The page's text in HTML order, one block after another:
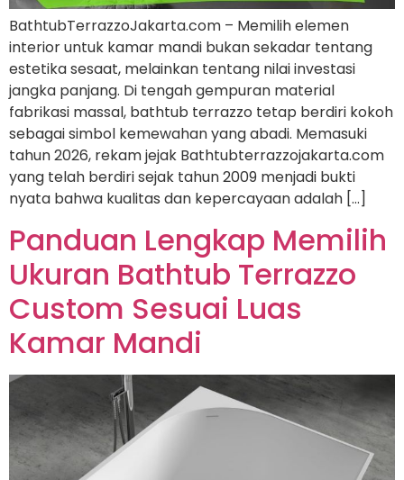
BathtubTerrazzoJakarta.com – Memilih elemen
interior untuk kamar mandi bukan sekadar tentang
estetika sesaat, melainkan tentang nilai investasi
jangka panjang. Di tengah gempuran material
fabrikasi massal, bathtub terrazzo tetap berdiri kokoh
sebagai simbol kemewahan yang abadi. Memasuki
tahun 2026, rekam jejak Bathtubterrazzojakarta.com
yang telah berdiri sejak tahun 2009 menjadi bukti
nyata bahwa kualitas dan kepercayaan adalah […]
Panduan Lengkap Memilih
Ukuran Bathtub Terrazzo
Custom Sesuai Luas
Kamar Mandi